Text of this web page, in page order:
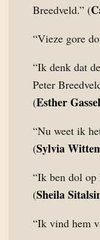
Breedveld.” (
“Vieze gore
“Ik denk dat
Peter
(Esther
“Nu weet ik
(Sylvia
“Ik ben dol op
(Sheila
“Ik vind hem